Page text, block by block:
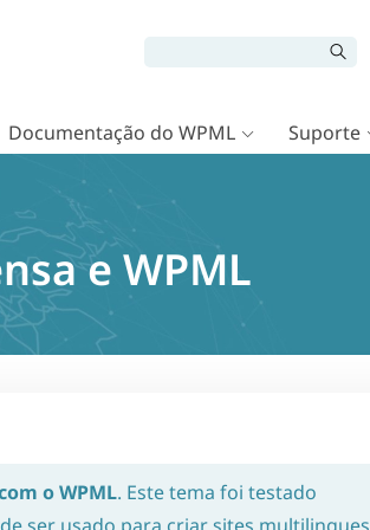
Documentação do WPML Suporte
e WPML
o WPML. Este tema foi testado